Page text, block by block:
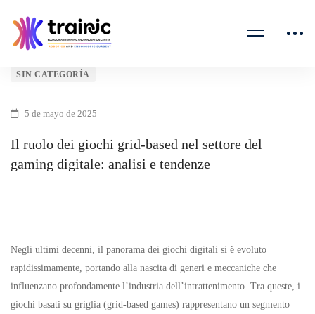
Il
ruolo
dei
giochi
nel
settore
SIN CATEGORÍA
5 de mayo de 2025
Il ruolo dei giochi grid-based nel settore del
gaming digitale: analisi e tendenze
Negli ultimi decenni, il panorama dei giochi digitali si è evoluto
rapidissimamente, portando alla nascita di generi e meccaniche che
influenzano profondamente l’industria dell’intrattenimento. Tra queste, i
giochi basati su griglia (grid-based games) rappresentano un segmento